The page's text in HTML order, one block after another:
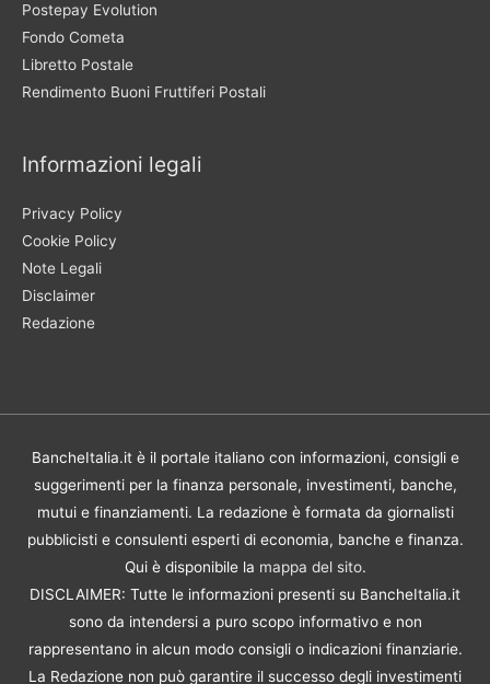
Postepay Evolution
Fondo Cometa
Libretto Postale
Rendimento Buoni Fruttiferi Postali
Informazioni legali
Privacy Policy
Cookie Policy
Note Legali
Disclaimer
Redazione
BancheItalia.it è il portale italiano con informazioni, consigli e
suggerimenti per la finanza personale, investimenti, banche,
mutui e finanziamenti. La redazione è formata da giornalisti
pubblicisti e consulenti esperti di economia, banche e finanza.
Qui è disponibile la mappa del sito.
DISCLAIMER: Tutte le informazioni presenti su BancheItalia.it
sono da intendersi a puro scopo informativo e non
rappresentano in alcun modo consigli o indicazioni finanziarie.
La Redazione non può garantire il successo degli investimenti